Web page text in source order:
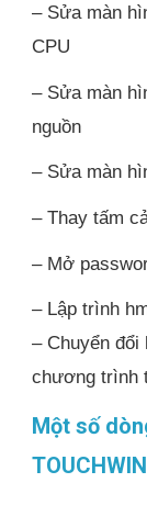
– Sửa màn
CPU
– Sửa màn
nguồn
– Sửa màn
– Thay tấm
– Mở
– Lập trình
– Chuyển đổi
chương trình
Một số